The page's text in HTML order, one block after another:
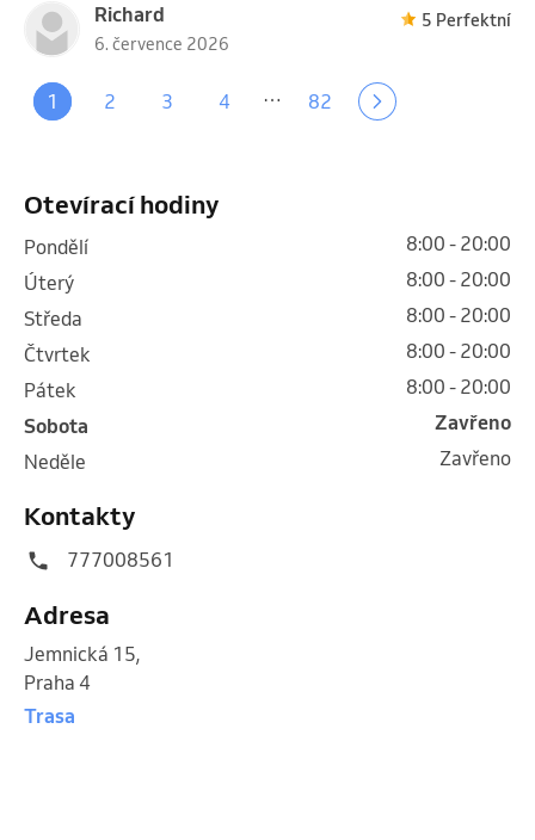
Richard
6. července 2026
5 Perfektní
1 2 3 4 … 82
Otevírací hodiny
pondělí
8:00 - 20:00
úterý
8:00 - 20:00
středa
8:00 - 20:00
čtvrtek
8:00 - 20:00
pátek
8:00 - 20:00
sobota
Zavřeno
neděle
Zavřeno
Kontakty
777008561
Adresa
Jemnická 15,
Praha 4
Trasa